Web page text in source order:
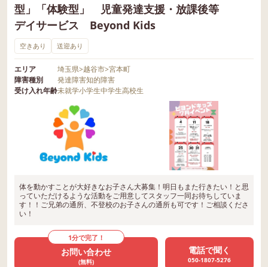
型」「体験型」 児童発達支援・放課後等
デイサービス Beyond Kids
空きあり 送迎あり
エリア 埼玉県>越谷市>宮本町
障害種別
発達障害知的障害
受け入れ年齢未就学小学生中学生高校生
体を動かすことが大好きなお子さん大募集！明日もまた行きたい！と思
っていただけるような活動をご用意してスタッフ一同お待ちしていま
す！！ご兄弟の通所、不登校のお子さんの通所も可です！ご相談くださ
い！
1分で完了！
お問い合わせ
(無料)
電話で聞く
050-1807-5276